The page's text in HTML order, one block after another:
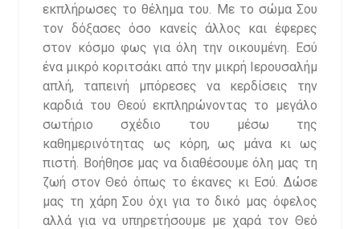
εκπλήρωσες το θέλημα του. Με το σώμα Σου
τον δόξασες όσο κανείς άλλος και έφερες
στον κόσμο φως για όλη την οικουμένη. Εσύ
ένα μικρό κοριτσάκι από την μικρή Ιερουσαλήμ
απλή, ταπεινή μπόρεσες να κερδίσεις την
καρδιά του Θεού εκπληρώνοντας το μεγάλο
σωτήριο σχέδιο του μέσω της
καθημερινότητας ως κόρη, ως μάνα κι ως
πιστή. Βοήθησε μας να διαθέσουμε όλη μας τη
ζωή στον Θεό όπως το έκανες κι Εσύ. Δώσε
μας τη χάρη Σου όχι για το δικό μας όφελος
αλλά για να υπηρετήσουμε με χαρά τον Θεό